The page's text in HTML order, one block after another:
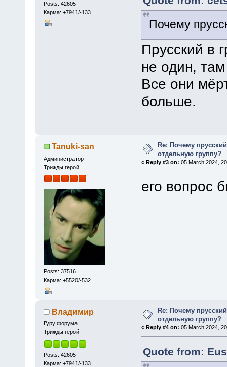
Posts: 42605
Карма: +7941/-133
Почему
Прусский в
не один,
Все они
больше.
Tanuki-san
Администратор
Трижды герой
Posts: 37516
Карма: +5520/-532
Re: Почему
отдельную группу?
« Reply #3 on: 05 March 2024,
его вопрос
Владимир
Гуру форума
Трижды герой
Posts: 42605
Карма: +7941/-133
Re: Почему
отдельную группу?
« Reply #4 on: 05 March 2024,
Quote from: